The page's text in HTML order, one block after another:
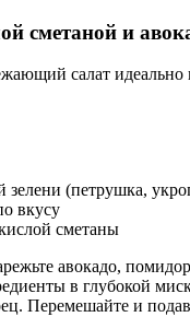
сметаной и
салат идеально
зелени (петрушка,
вкусу
сметаны
авокадо,
в глубокой
Перемешайте и